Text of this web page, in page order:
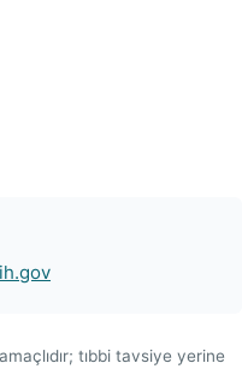
tıbbi tavsiye yerine